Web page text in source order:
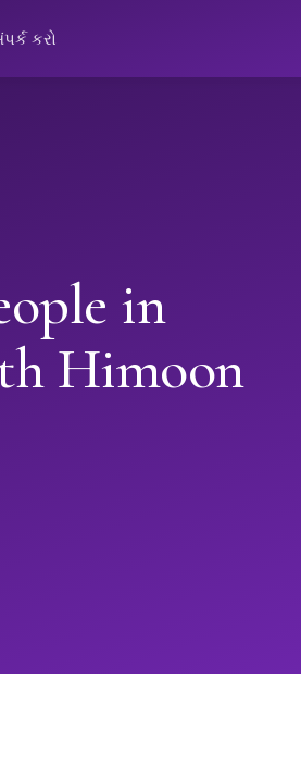
કરો
in
Himoon